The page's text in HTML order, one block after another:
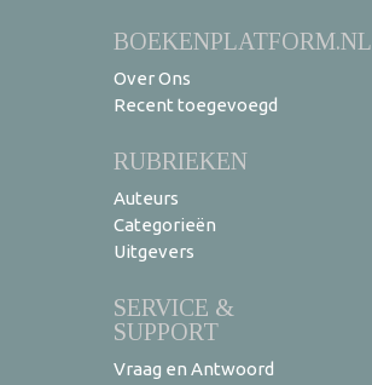
BOEKENPLATFORM.NL
Over Ons
Recent toegevoegd
RUBRIEKEN
Auteurs
Categorieën
Uitgevers
SERVICE &
SUPPORT
Vraag en Antwoord